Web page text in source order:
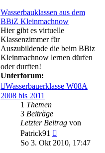
Wasserbauklassen aus dem
BBiZ Kleinmachnow
Hier gibt es virtuelle
Klassenzimmer für
Auszubildende die beim BBiz
Kleinmachnow lernen dürfen
oder durften!
Unterforum:
Wasserbauerklasse W08A
2008 bis 2011
1 Themen
3 Beiträge
Letzter Beitrag von
Patrick91
Beitrag
So 3. Okt 2010, 17:47